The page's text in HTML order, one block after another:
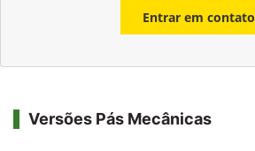
Entrar em contato
Versões Pás Mecânicas